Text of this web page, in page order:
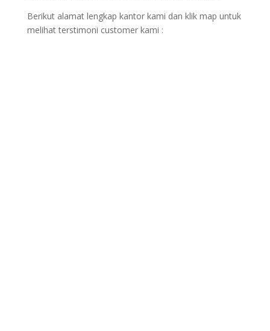
Berikut alamat lengkap kantor kami dan klik map untuk
melihat terstimoni customer kami :